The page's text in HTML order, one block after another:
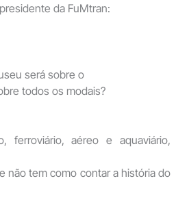
da FuMtran:
será sobre o
todos os modais?
ferroviário, aéreo e aquaviário,
não tem como contar a história do